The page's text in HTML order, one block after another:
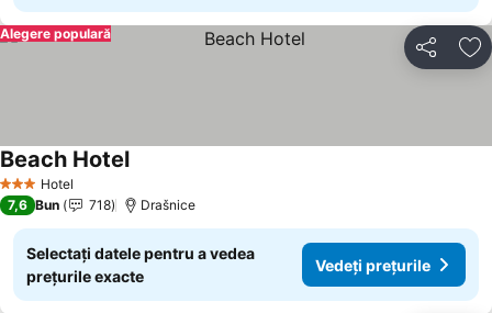
Distribuiți
Alegere populară
3 SteleHotel
Beach Hotel
7,6 Bun 718 Drašnice
Selectați datele pentru a vedea
prețurile exacte
Vedeți prețurile